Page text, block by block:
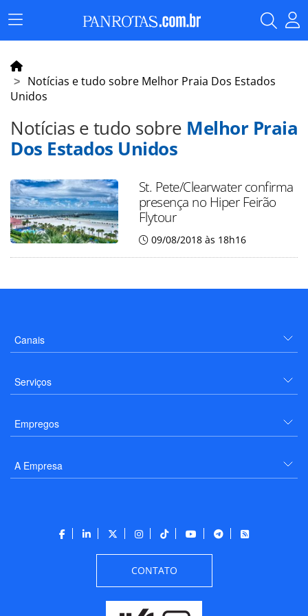
Menu
Principal
Notícias e tudo sobre Melhor Praia Dos Estados
Unidos
Notícias e tudo sobre Melhor Praia
Dos Estados Unidos
St. Pete/Clearwater confirma
presença no Hiper Feirão
Flytour
09/08/2018 às 18h16
Canais
Serviços
Empregos
A Empresa
CONTATO